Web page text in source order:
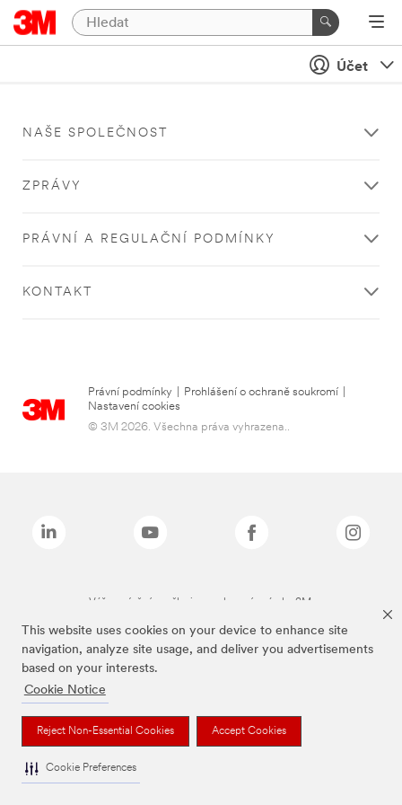
This website uses cookies on your device to enhance site
navigation, analyze site usage, and deliver you advertisements
based on your interests.
Cookie Notice
Reject Non-Essential Cookies Accept Cookies
Cookie Preferences
Účet
NAŠE SPOLEČNOST
ZPRÁVY
PRÁVNÍ A REGULAČNÍ PODMÍNKY
KONTAKT
Právní podmínky Prohlášení o ochraně soukromí
Nastavení cookies
© 3M 2026. Všechna práva vyhrazena..
Výše zmíněné značky jsou ochranné známky 3M.